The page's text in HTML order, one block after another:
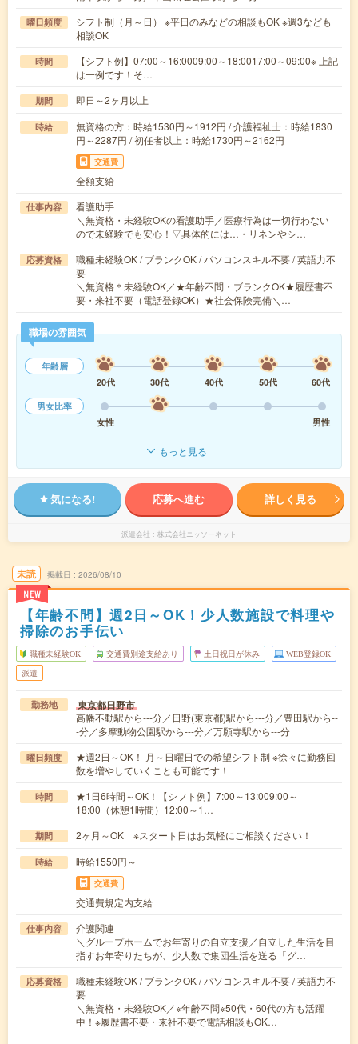
曜日頻度
シフト制（月～日） ※平日のみなどの相談もOK ※週3なども
相談OK
時間
【シフト例】07:00～16:0009:00～18:0017:00～09:00※ 上記
は一例です！そ…
期間 即日～2ヶ月以上
時給
無資格の方：時給1530円～1912円 / 介護福祉士：時給1830
円～2287円 / 初任者以上：時給1730円～2162円
交通費
全額支給
仕事内容
看護助手
＼無資格・未経験OKの看護助手／医療行為は一切行わない
ので未経験でも安心！▽具体的には…・リネンやシ…
応募資格
職種未経験OK / ブランクOK / パソコンスキル不要 / 英語力不
要
＼無資格＊未経験OK／★年齢不問・ブランクOK★履歴書不
要・来社不要（電話登録OK）★社会保険完備＼…
職場の雰囲気
年齢層
20代
30代 40代 50代
60代
男女比率
女性
男性
もっと見る
気になる! 応募へ進む 詳しく見る
派遣会社 株式会社ニッソーネット
未読
NEW
掲載日 2026/08/10
【年齢不問】週2日～OK！少人数施設で料理や
掃除のお手伝い
職種未経験OK 交通費別途支給あり 土日祝日が休み WEB登録OK
派遣
勤務地 東京都日野市
高幡不動駅から---分／日野(東京都)駅から---分／豊田駅から--
-分／多摩動物公園駅から---分／万願寺駅から---分
曜日頻度
★週2日～OK！ 月～日曜日での希望シフト制 ※徐々に勤務回
数を増やしていくことも可能です！
時間
★1日6時間～OK！【シフト例】7:00～13:009:00～
18:00（休憩1時間）12:00～1…
期間 2ヶ月～OK ※スタート日はお気軽にご相談ください！
時給 時給1550円～
交通費
交通費規定内支給
仕事内容
介護関連
＼グループホームでお年寄りの自立支援／自立した生活を目
指すお年寄りたちが、少人数で集団生活を送る「グ…
応募資格
職種未経験OK / ブランクOK / パソコンスキル不要 / 英語力不
要
＼無資格・未経験OK／※年齢不問※50代・60代の方も活躍
中！※履歴書不要・来社不要で電話相談もOK…